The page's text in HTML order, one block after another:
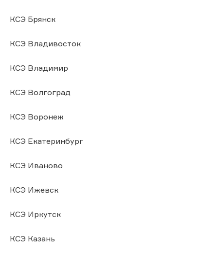
КСЭ Брянск
КСЭ Владивосток
КСЭ Владимир
КСЭ Волгоград
КСЭ Воронеж
КСЭ Екатеринбург
КСЭ Иваново
КСЭ Ижевск
КСЭ Иркутск
КСЭ Казань